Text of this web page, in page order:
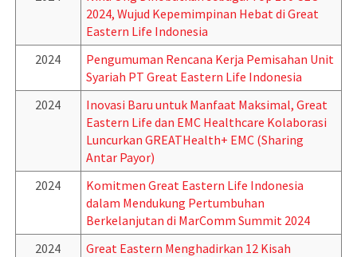
2024, Wujud Kepemimpinan Hebat di Great
Eastern Life Indonesia
2024
Pengumuman Rencana Kerja Pemisahan Unit
Syariah PT Great Eastern Life Indonesia
2024
Inovasi Baru untuk Manfaat Maksimal, Great
Eastern Life dan EMC Healthcare Kolaborasi
Luncurkan GREATHealth+ EMC (Sharing
Antar Payor)
2024
Komitmen Great Eastern Life Indonesia
dalam Mendukung Pertumbuhan
Berkelanjutan di MarComm Summit 2024
2024
Great Eastern Menghadirkan 12 Kisah